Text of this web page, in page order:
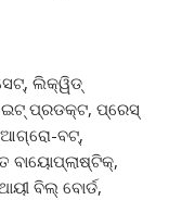
ଲିକ୍ୱିଡ୍
ଇଟ୍ ପ୍ରଡକ୍ଟ, ପ୍ରେସ୍
ଆଗ୍ରୋ-ବଟ୍‌,
ବାୟୋପ୍ଲାଷ୍ଟିକ୍‌,
ବିଲ୍ ବୋର୍ଡ,